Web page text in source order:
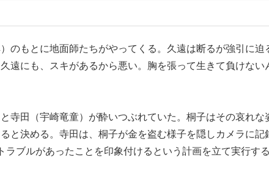
のもとに地面師たちがやってくる。久遠は断るが強引に迫
遠にも、スキがあるから悪い。胸を張って生きて負けない
寺田（宇崎竜童）が酔いつぶれていた。桐子はその哀れな
と決める。寺田は、桐子が金を盗む様子を隠しカメラに記
ラブルがあったことを印象付けるという計画を立て実行す